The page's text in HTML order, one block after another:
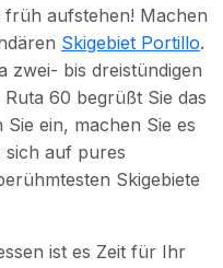
früh aufstehen! Machen
Skigebiet Portillo.
zwei- bis dreistündigen
60 begrüßt Sie das
ein, machen Sie es
sich auf pures
Skigebiete
ist es Zeit für Ihr